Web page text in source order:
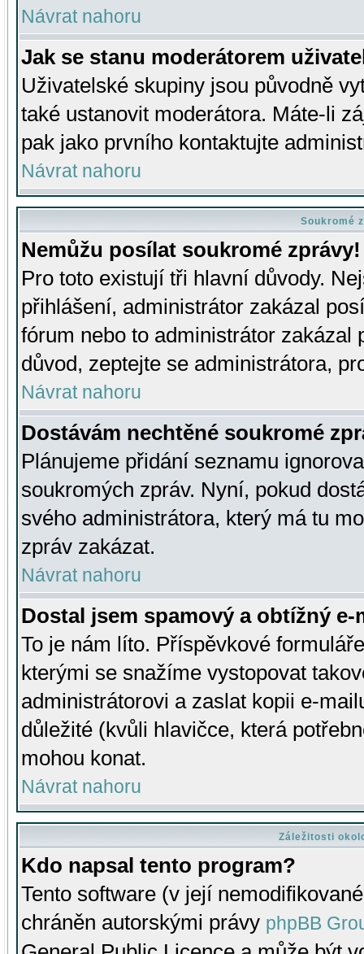
Návrat nahoru
Jak se stanu moderátorem
Uživatelské skupiny jsou původně
také ustanovit moderátora. Máte-li
pak jako prvního kontaktujte
Návrat nahoru
Soukromé
Nemůžu posílat soukromé zprávy!
Pro toto existují tři hlavní důvody.
přihlášení, administrátor zakázal
fórum nebo to administrátor zakázal
důvod, zeptejte se administrátora,
Návrat nahoru
Dostávám nechtěné soukromé
Plánujeme přidání seznamu
soukromých zpráv. Nyní, pokud
svého administrátora, který má tu
zpráv zakázat.
Návrat nahoru
Dostal jsem spamový a obtížný
To je nám líto. Příspěvkové
kterými se snažíme vystopovat
administrátorovi a zaslat kopii e-
důležité (kvůli hlavičce, která
mohou konat.
Návrat nahoru
Záležitosti
Kdo napsal tento program?
Tento software (v její
chráněn autorskými právy phpBB